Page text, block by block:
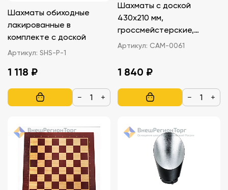
Шахматы обиходные
лакированные в
комплекте с доской
Артикул: SHS-Р-1
1 118 ₽
− +
Шахматы с доской
430х210 мм,
гроссмейстерские,
фанера
Артикул: САМ-0061
1 840 ₽
− +